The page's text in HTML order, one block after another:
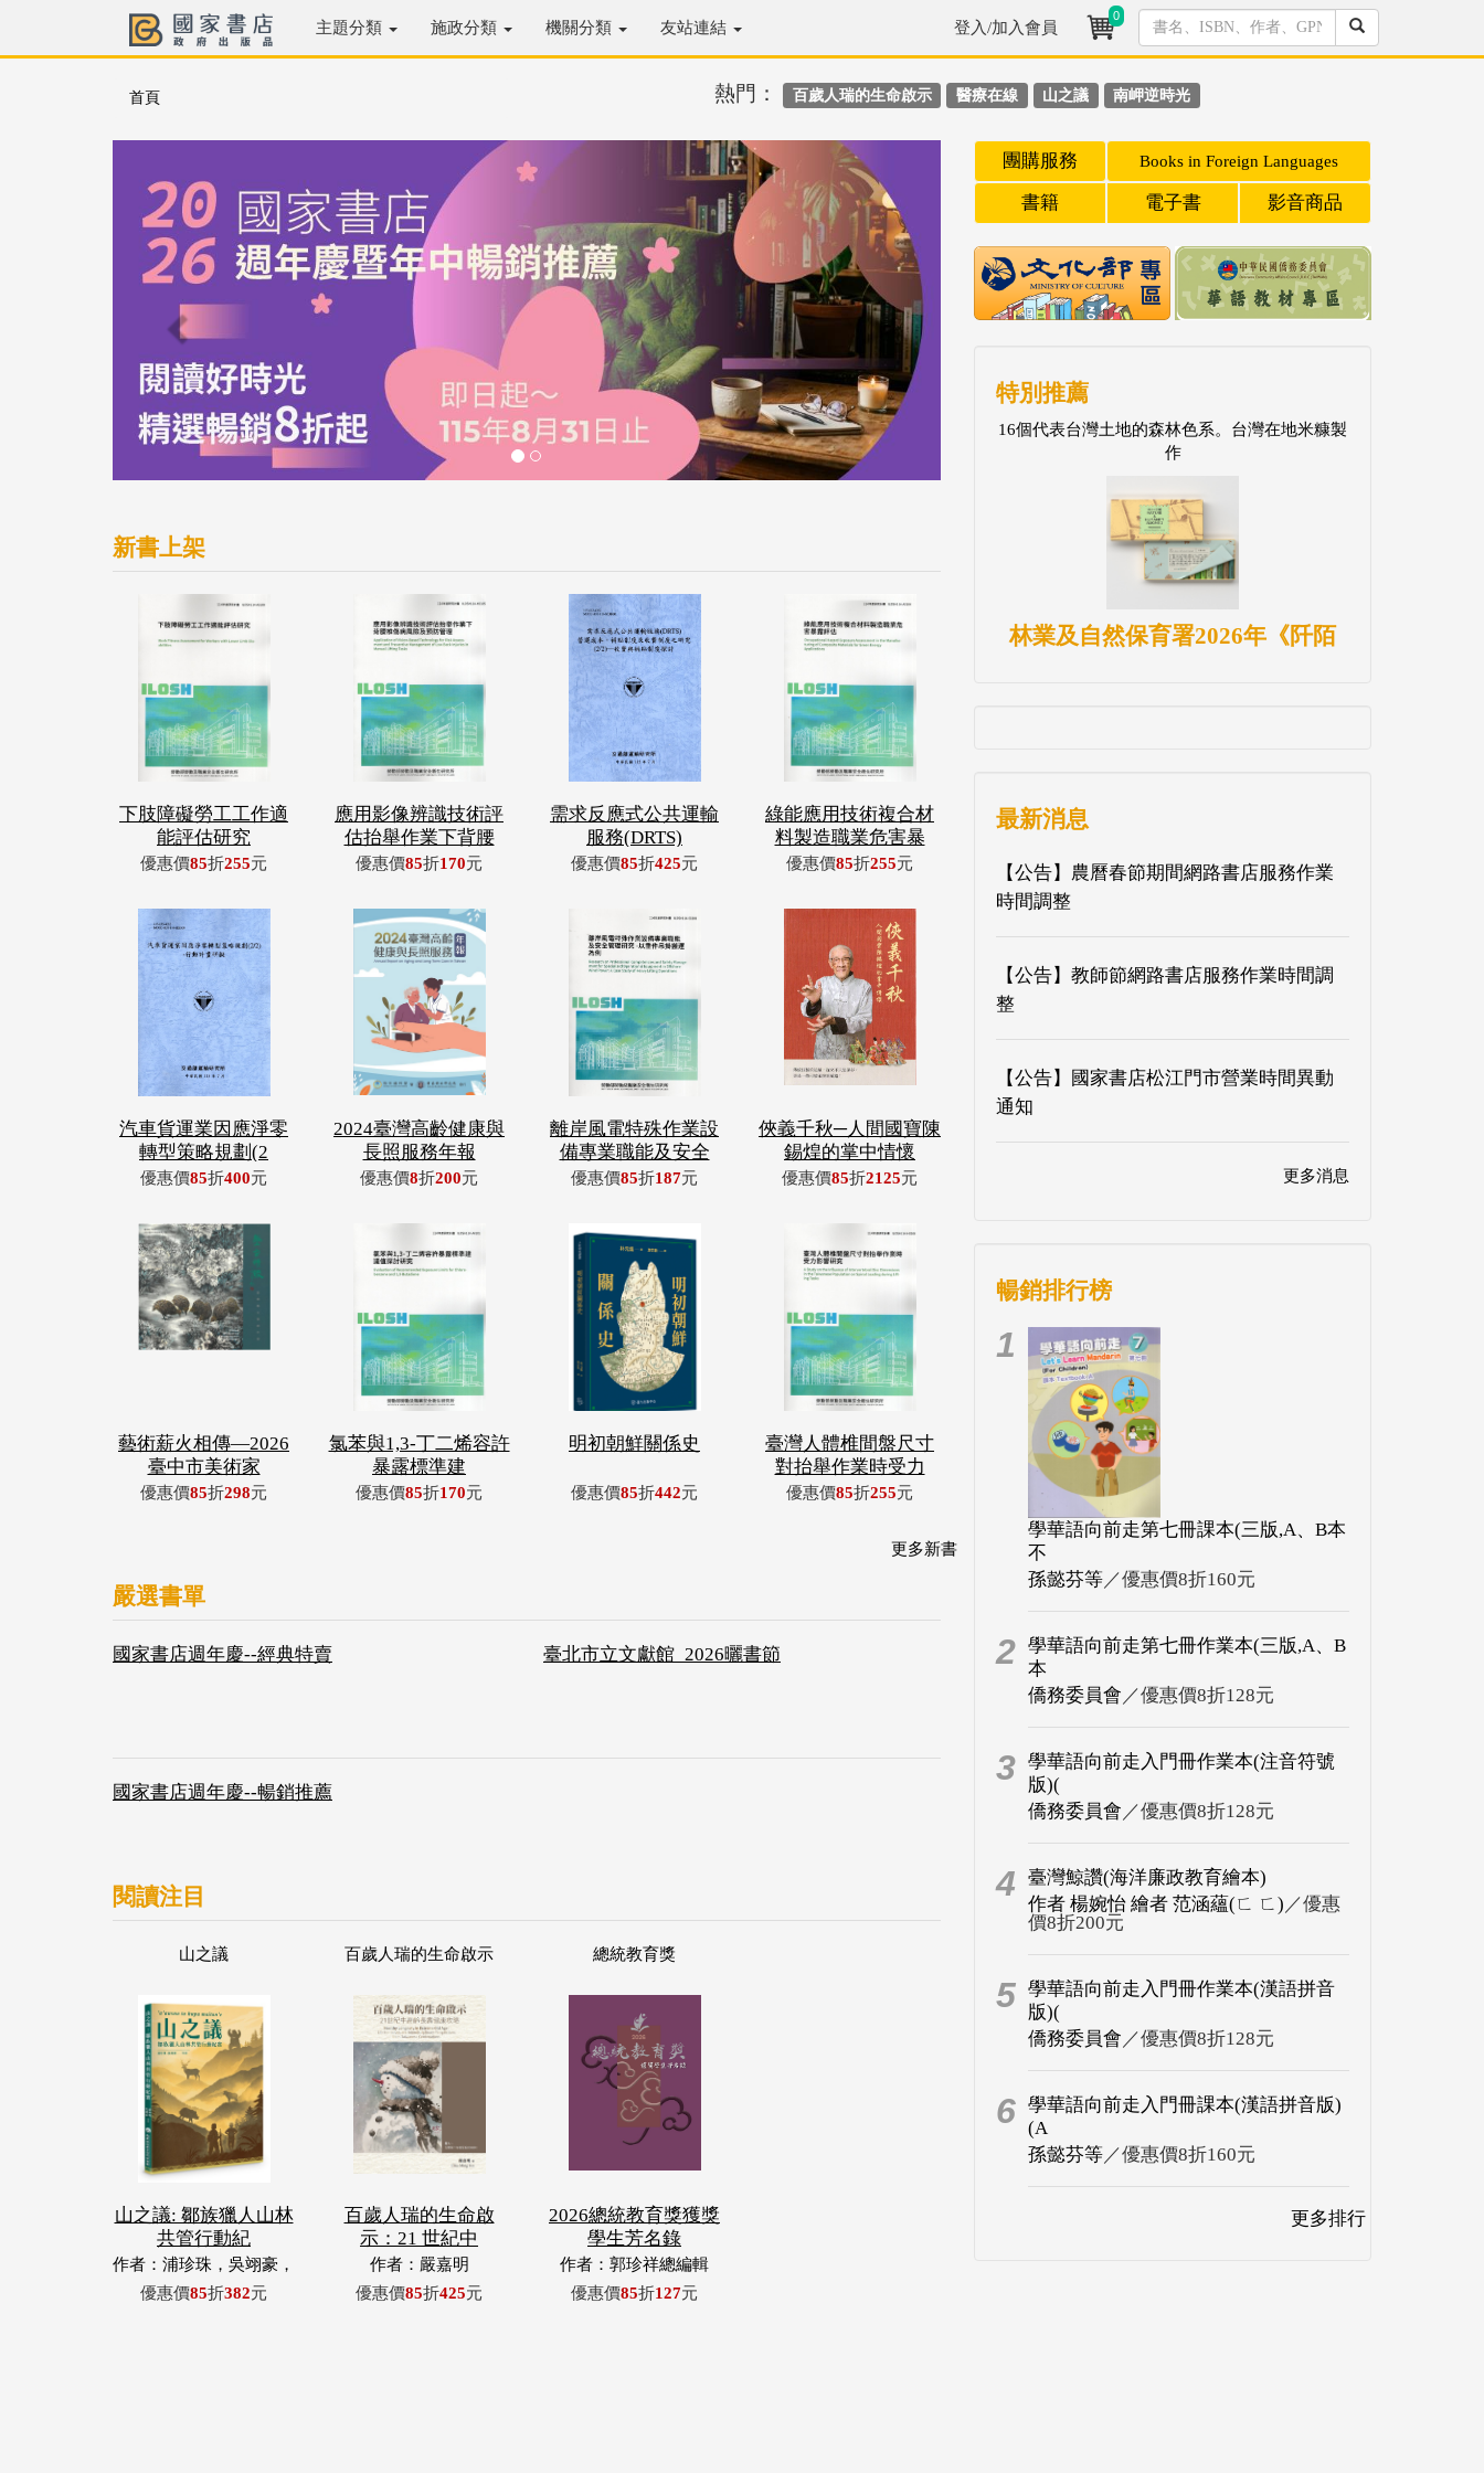
主題分類 施政分類 機關分類 友站連結 登入/加入會員
0
首頁 熱門： 百歲人瑞的生命啟示 醫療在線 山之議 南岬逆時光
新書上架
下肢障礙勞工工作適
能評估研究
優惠價85折255元
應用影像辨識技術評
估抬舉作業下背腰
優惠價85折170元
需求反應式公共運輸
服務(DRTS)
優惠價85折425元
綠能應用技術複合材
料製造職業危害暴
優惠價85折255元
汽車貨運業因應淨零
轉型策略規劃(2
優惠價85折400元
2024臺灣高齡健康與
長照服務年報
優惠價8折200元
離岸風電特殊作業設
備專業職能及安全
優惠價85折187元
俠義千秋─人間國寶陳
錫煌的掌中情懷
優惠價85折2125元
藝術薪火相傳—2026
臺中市美術家
優惠價85折298元
氯苯與1,3-丁二烯容許
暴露標準建
優惠價85折170元
明初朝鮮關係史
優惠價85折442元
臺灣人體椎間盤尺寸
對抬舉作業時受力
優惠價85折255元
更多新書
嚴選書單
國家書店週年慶--經典特賣 臺北市立文獻館_2026曬書節
國家書店週年慶--暢銷推薦
閱讀注目
山之議
山之議: 鄒族獵人山林
共管行動紀
作者：浦珍珠，吳翊豪，
呂翊齊，張惠東，許玉
優惠價85折382元
百歲人瑞的生命啟示
百歲人瑞的生命啟
示：21 世紀中
作者：嚴嘉明
優惠價85折425元
總統教育獎
2026總統教育獎獲獎
學生芳名錄
作者：郭珍祥總編輯
優惠價85折127元
團購服務 Books in Foreign Languages
書籍 電子書 影音商品
特別推薦
16個代表台灣土地的森林色系。台灣在地米糠製
作
林業及自然保育署2026年《阡陌
最新消息
【公告】農曆春節期間網路書店服務作業
時間調整
【公告】教師節網路書店服務作業時間調
整
【公告】國家書店松江門市營業時間異動
通知
更多消息
暢銷排行榜
1
學華語向前走第七冊課本(三版,A、B本
不
孫懿芬等／優惠價8折160元
2 學華語向前走第七冊作業本(三版,A、B
本
僑務委員會 ／優惠價8折128元
3 學華語向前走入門冊作業本(注音符號
版)(
僑務委員會 ／優惠價8折128元
4
臺灣鯨讚(海洋廉政教育繪本)
作者 楊婉怡 繪者 范涵蘊(ㄈ ㄈ) ／優惠
價8折200元
5 學華語向前走入門冊作業本(漢語拼音
版)(
僑務委員會 ／優惠價8折128元
6 學華語向前走入門冊課本(漢語拼音版)
(A
孫懿芬等／優惠價8折160元
更多排行